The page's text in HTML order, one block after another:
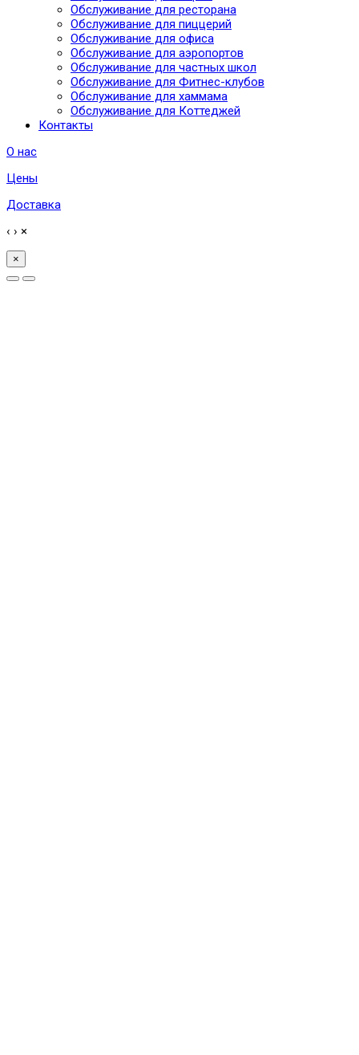
Обслуживание для ресторана
Обслуживание для пиццерий
Обслуживание для офиса
Обслуживание для аэропортов
Обслуживание для частных школ
Обслуживание для Фитнес-клубов
Обслуживание для хаммама
Обслуживание для Коттеджей
Контакты
О нас
Цены
Доставка
‹ › ×
×